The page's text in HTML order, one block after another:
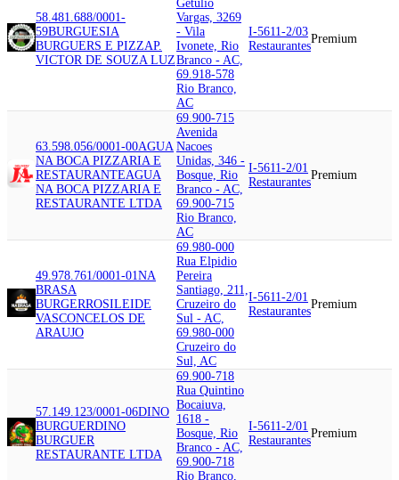
58.481.688/0001-
59BURGUESIA
BURGUERS E PIZZAP.
VICTOR DE SOUZA LUZ
Getulio
Vargas, 3269
- Vila
Ivonete, Rio
Branco - AC,
69.918-578
Rio Branco,
AC
I-5611-2/03
Restaurantes
Premium
63.598.056/0001-00AGUA
NA BOCA PIZZARIA E
RESTAURANTEAGUA
NA BOCA PIZZARIA E
RESTAURANTE LTDA
69.900-715
Avenida
Nacoes
Unidas, 346 -
Bosque, Rio
Branco - AC,
69.900-715
Rio Branco,
AC
I-5611-2/01
Restaurantes
Premium
49.978.761/0001-01NA
BRASA
BURGERROSILEIDE
VASCONCELOS DE
ARAUJO
69.980-000
Rua Elpidio
Pereira
Santiago, 211,
Cruzeiro do
Sul - AC,
69.980-000
Cruzeiro do
Sul, AC
I-5611-2/01
Restaurantes
Premium
57.149.123/0001-06DINO
BURGUERDINO
BURGUER
RESTAURANTE LTDA
69.900-718
Rua Quintino
Bocaiuva,
1618 -
Bosque, Rio
Branco - AC,
69.900-718
Rio Branco,
I-5611-2/01
Restaurantes
Premium